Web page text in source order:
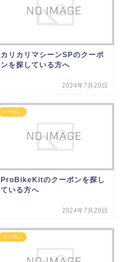
カリカリマシーンSPのクーポ
ンを探している方へ
2024年7月20日
クーポン
ProBikeKitのクーポンを探し
ている方へ
2024年7月20日
クーポン